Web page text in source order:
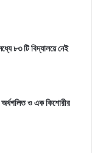
৮৩ টি বিদ্যালয়ে নেই
অর্ধগলিত ও এক কিশোরীর